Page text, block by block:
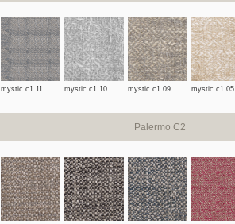
mystic c1 11 mystic c1 10 mystic c1 09 mystic c1 05
Palermo C2